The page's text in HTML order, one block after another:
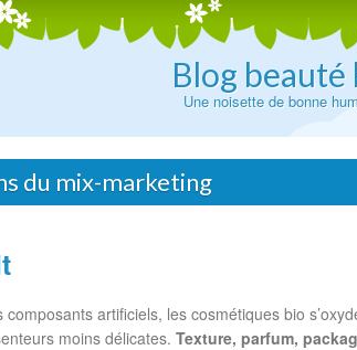
Blog
Une noisette de bonne
du mix-marketing
artificiels, les cosmétiques bio
moins délicates. Texture, parfum,